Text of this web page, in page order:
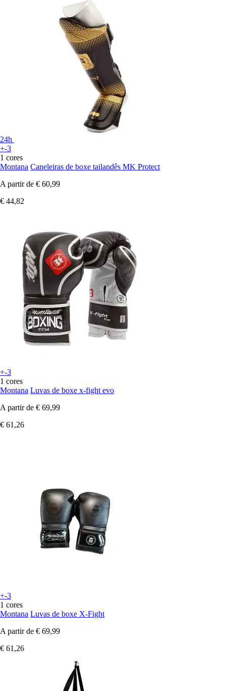
24h
+-3
1 cores
Montana Caneleiras de boxe tailandês MK Protect
A partir de € 60,99
€ 44,82
+-3
1 cores
Montana Luvas de boxe x-fight evo
A partir de € 69,99
€ 61,26
+-3
1 cores
Montana Luvas de boxe X-Fight
A partir de € 69,99
€ 61,26